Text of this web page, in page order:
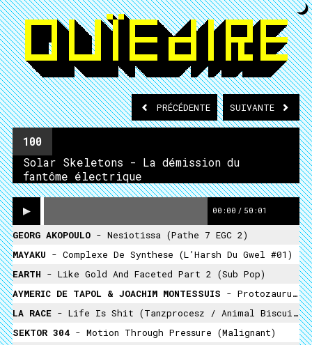
PRÉCÉDENTE SUIVANTE
100
Solar Skeletons - La démission du
fantôme électrique
00:00 / 50:01
GEORG AKOPOULO - Nesiotissa (Pathe 7 EGC 2)
MAYAKU - Complexe De Synthese (L’Harsh Du Gwel #01)
EARTH - Like Gold And Faceted Part 2 (Sub Pop)
AYMERIC DE TAPOL & JOACHIM MONTESSUIS - Protozaurus (Aep 13)
LA RACE - Life Is Shit (Tanzprocesz / Animal Biscuit / Et Mon Cul C’est Du Tofu?)
SEKTOR 304 - Motion Through Pressure (Malignant)